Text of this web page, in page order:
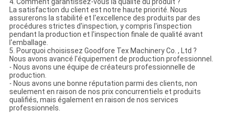
4. Comment garantissez-vous la qualité du produit ?
La satisfaction du client est notre haute priorité. Nous
assurerons la stabilité et l'excellence des produits par des
procédures strictes d'inspection, y compris l'inspection
pendant la production et l'inspection finale de qualité avant
l'emballage.
5. Pourquoi choisissez Goodfore Tex Machinery Co. , Ltd ?
Nous avons avancé l'équipement de production professionnel.
- Nous avons une équipe de créateurs professionnelle de
production.
- Nous avons une bonne réputation parmi des clients, non
seulement en raison de nos prix concurrentiels et produits
qualifiés, mais également en raison de nos services
professionnels.